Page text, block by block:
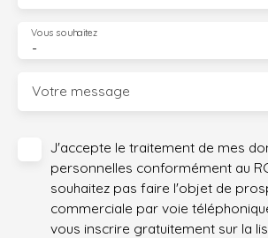
-
Vous souhaitez
Votre message
J'accepte le traitement de mes
personnelles conformément au
souhaitez pas faire l'objet de
commerciale par voie
vous inscrire gratuitement sur la